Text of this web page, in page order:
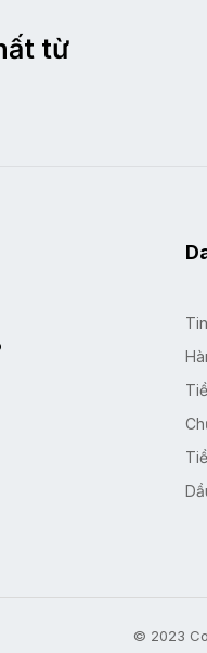
từ
© 2023